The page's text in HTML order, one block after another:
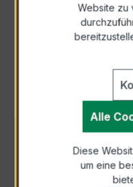
Der
3x400/1A 15VA
Website zu
Alle
Diese
um eine